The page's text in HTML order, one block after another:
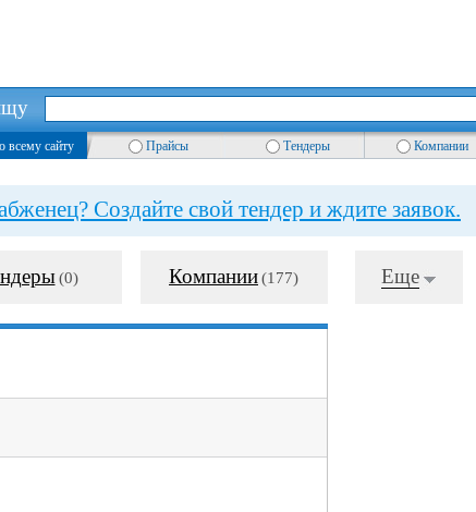
всему сайту Прайсы Тендеры Компании
Создайте свой тендер и ждите заявок.
(0) Компании(177) Еще